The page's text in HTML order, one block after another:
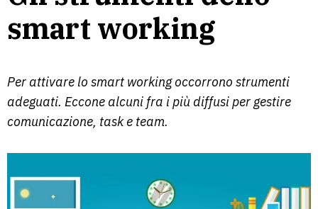
smart working
Per attivare lo smart working occorrono strumenti
adeguati. Eccone alcuni fra i più diffusi per gestire
comunicazione, task e team.